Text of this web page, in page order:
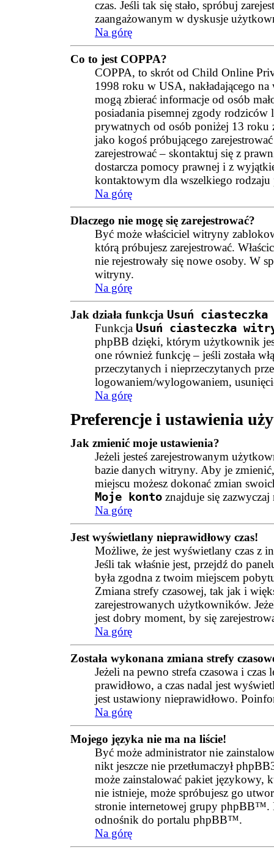
czas. Jeśli tak się stało, spróbuj
zaangażowanym w dyskusje
Na górę
Co to jest COPPA?
COPPA, to skrót od Child Online
1998 roku w USA, nakładającego
mogą zbierać informacje od osób
posiadania pisemnej zgody
prywatnych od osób poniżej 13 roku
jako kogoś próbującego
zarejestrować – skontaktuj się z
dostarcza pomocy prawnej i z
kontaktowym dla wszelkiego rodzaju
Na górę
Dlaczego nie mogę się zarejestrować?
Być może właściciel witryny
którą próbujesz zarejestrować.
nie rejestrowały się nowe osoby. W
witryny.
Na górę
Jak działa funkcja Usuń
Funkcja Usuń ciasteczka
phpBB dzięki, którym użytkownik
one również funkcję – jeśli została
przeczytanych i nieprzeczytanych
logowaniem/wylogowaniem,
Na górę
Preferencje i ustawienia
Jak zmienić moje ustawienia?
Jeżeli jesteś zarejestrowanym
bazie danych witryny. Aby je
miejscu możesz dokonać zmian
Moje konto znajduje się
Na górę
Jest wyświetlany nieprawidłowy czas!
Możliwe, że jest wyświetlany czas z
Jeśli tak właśnie jest, przejdź do
była zgodna z twoim miejscem
Zmiana strefy czasowej, tak jak i
zarejestrowanych użytkowników.
jest dobry moment, by się
Na górę
Została wykonana zmiana strefy
Jeżeli na pewno strefa czasowa i
prawidłowo, a czas nadal jest
jest ustawiony nieprawidłowo.
Na górę
Mojego języka nie ma na liście!
Być może administrator nie
nikt jeszcze nie przetłumaczył
może zainstalować pakiet językowy,
nie istnieje, może spróbujesz go
stronie internetowej grupy phpBB™.
odnośnik do portalu phpBB™.
Na górę